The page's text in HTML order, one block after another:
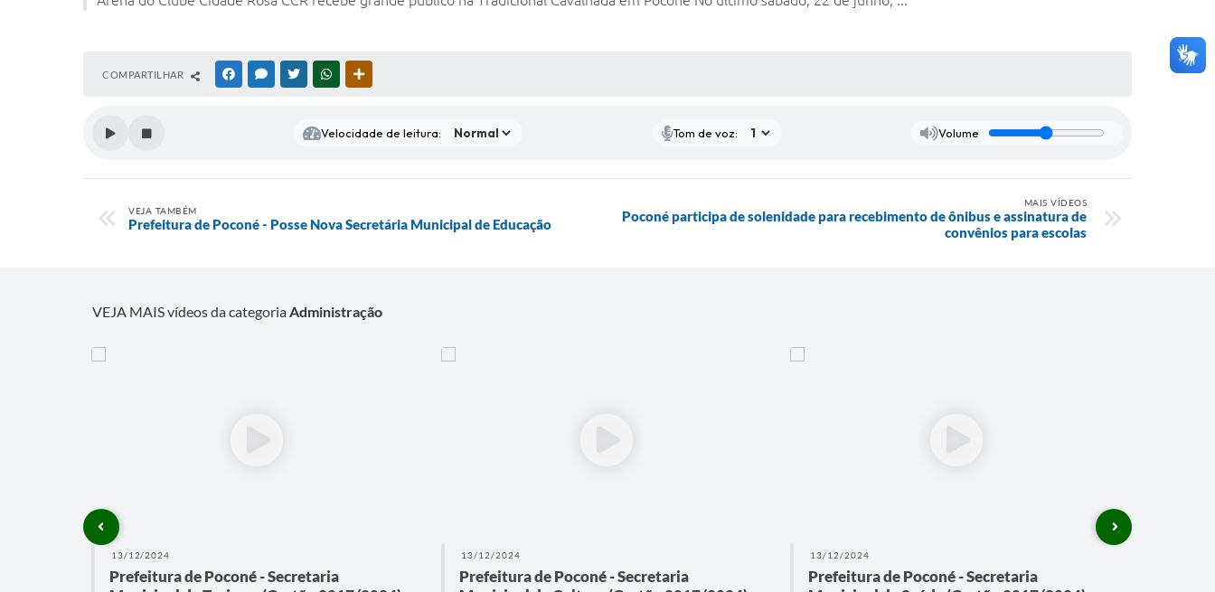
COMPARTILHAR FACEBOOKMESSENGER
TWITTERWHATSAPP
Velocidade de leitura: Tom de voz: Volume
VEJA TAMBÉM
Prefeitura de Poconé - Posse Nova Secretária Municipal de Educação
MAIS VÍDEOS
Poconé participa de solenidade para recebimento de ônibus e assinatura de
convênios para escolas
VEJA MAIS vídeos da categoriaAdministração
13/12/2024
Prefeitura de Poconé - Secretaria
13/12/2024
Prefeitura de Poconé - Secretaria
13/12/2024
Prefeitura de Poconé - Secretaria